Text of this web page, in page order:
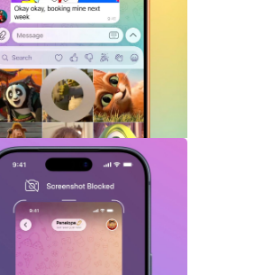
机器人流式响应功能详解：AI回
成体验升级
GIF标题功能上线：动态图也能
说明与表情内容